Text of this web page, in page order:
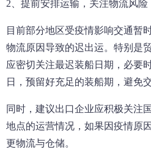
2、提前安排运输，关注物流风险
目前部分地区受疫情影响交通暂
物流原因导致的迟出运。特别是
应密切关注最迟装船日期，必要
日，预留好充足的装船期，避免
同时，建议出口企业应积极关注
地点的运营情况，如果因疫情原
更物流与仓储。